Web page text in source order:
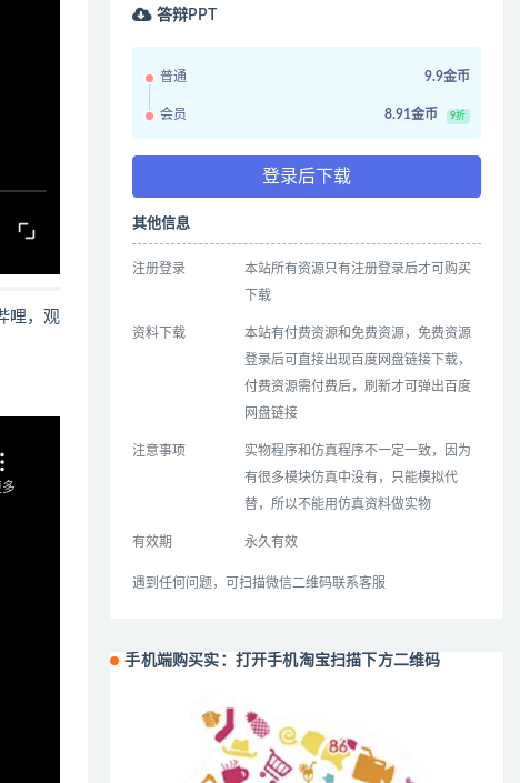
哩，观
答辩PPT
普通 9.9金币
会员 8.91金币 9折
登录后下载
其他信息
注册登录
本站所有资源只有注册登录后才可购买
下载
资料下载
本站有付费资源和免费资源，免费资源
登录后可直接出现百度网盘链接下载，
付费资源需付费后，刷新才可弹出百度
网盘链接
注意事项
实物程序和仿真程序不一定一致，因为
有很多模块仿真中没有，只能模拟代
替，所以不能用仿真资料做实物
有效期 永久有效
遇到任何问题，可扫描微信二维码联系客服
手机端购买实：打开手机淘宝扫描下方二维码